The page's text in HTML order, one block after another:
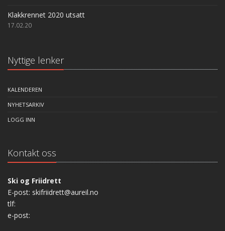
Klakkrennet 2020 utsatt
17.02.20
Nyttige lenker
KALENDEREN
NYHETSARKIV
LOGG INN
Kontakt oss
Ski og Friidrett
E-post: skifriidrett@aureil.no
tlf:
e-post: